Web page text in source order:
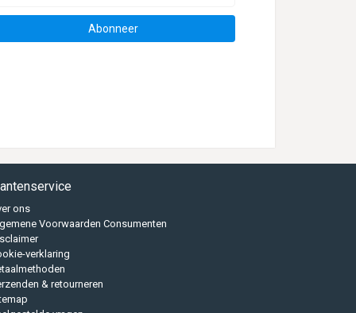
Abonneer
ons
Voorwaarden Consumenten
verklaring
& retourneren